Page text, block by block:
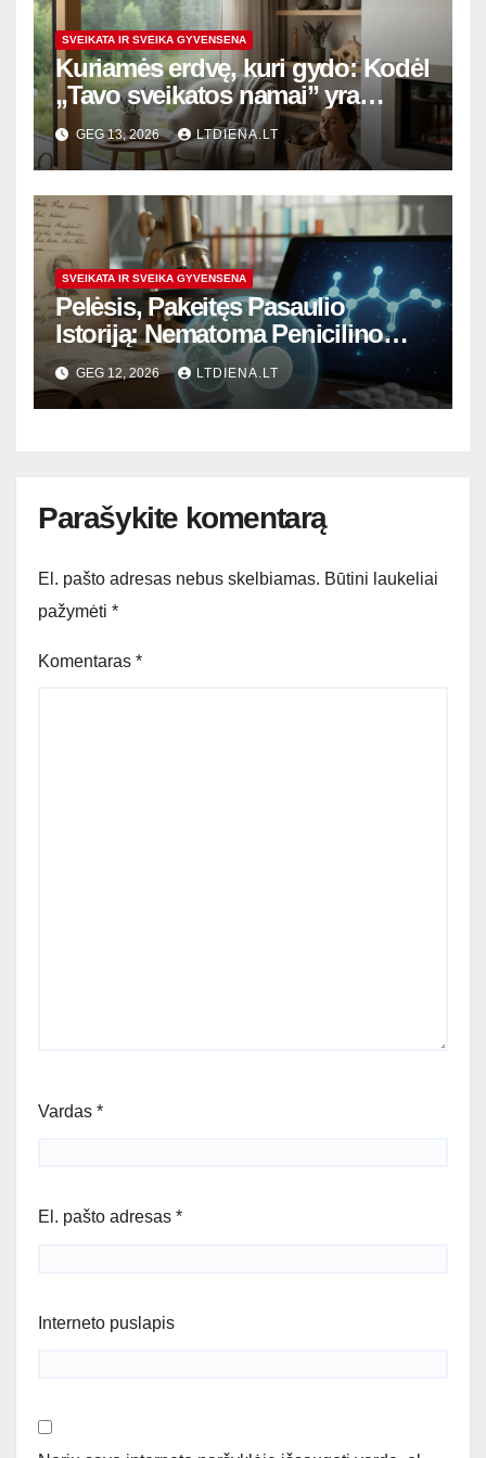
SVEIKATA IR SVEIKA GYVENSENA
Kuriamės erdvę, kuri gydo: Kodėl
„Tavo sveikatos namai” yra
daugiau nei skambi frazė
GEG 13, 2026 LTDIENA.LT
SVEIKATA IR SVEIKA GYVENSENA
Pelėsis, Pakeitęs Pasaulio
Istoriją: Nematoma Penicilino
Revoliucija ir Šiuolaikiniai
Iššūkiai
GEG 12, 2026 LTDIENA.LT
Parašykite komentarą
El. pašto adresas nebus skelbiamas. Būtini laukeliai
pažymėti *
Komentaras *
Vardas *
El. pašto adresas *
Interneto puslapis